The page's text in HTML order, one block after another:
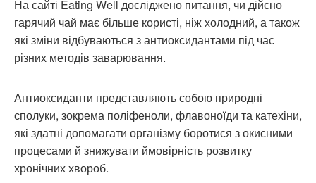
На сайті Eating Well досліджено питання, чи дійсно
гарячий чай має більше користі, ніж холодний, а також
які зміни відбуваються з антиоксидантами під час
різних методів заварювання.
Антиоксиданти представляють собою природні
сполуки, зокрема поліфеноли, флавоноїди та катехіни,
які здатні допомагати організму боротися з окисними
процесами й знижувати ймовірність розвитку
хронічних хвороб.